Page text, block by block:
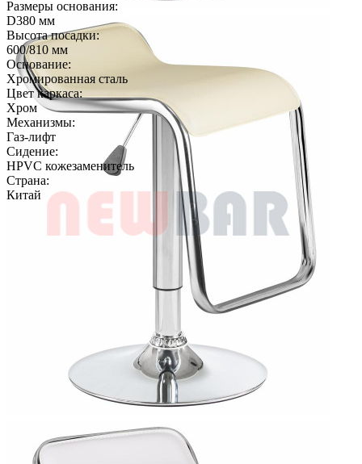
Размеры основания:
D380 мм
Высота посадки:
600/810 мм
Основание:
Хромированная сталь
Цвет каркаса:
Хром
Механизмы:
Газ-лифт
Сидение:
HPVC кожезаменитель
Страна:
Китай